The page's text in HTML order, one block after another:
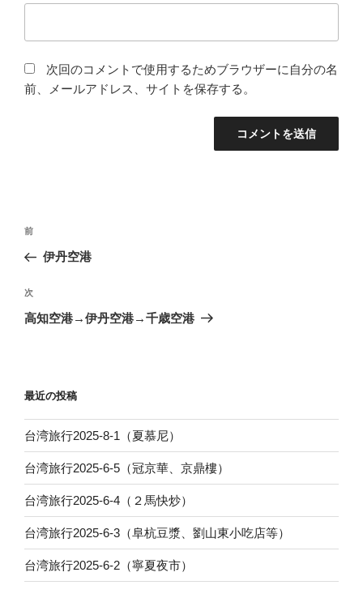
次回のコメントで使用するためブラウザーに自分の名
前、メールアドレス、サイトを保存する。
投
ナ
ビ
ゲ
ン
前
の
稿
前
伊丹空港
次
の
次
高知空港→伊丹空港→千歳空港
最近の投稿
台湾旅行2025-8-1（夏慕尼）
台湾旅行2025-6-5（冠京華、京鼎樓）
台湾旅行2025-6-4（２馬快炒）
台湾旅行2025-6-3（阜杭豆漿、劉山東小吃店等）
台湾旅行2025-6-2（寧夏夜市）